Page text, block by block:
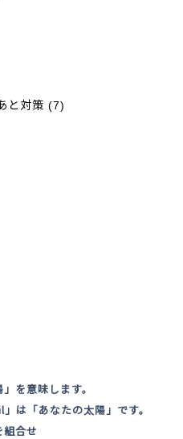
と対策 (7)
を意味します。
は「あなたの太陽」です。
合せ